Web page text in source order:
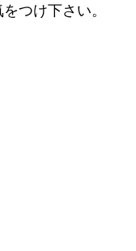
つけ下さい。